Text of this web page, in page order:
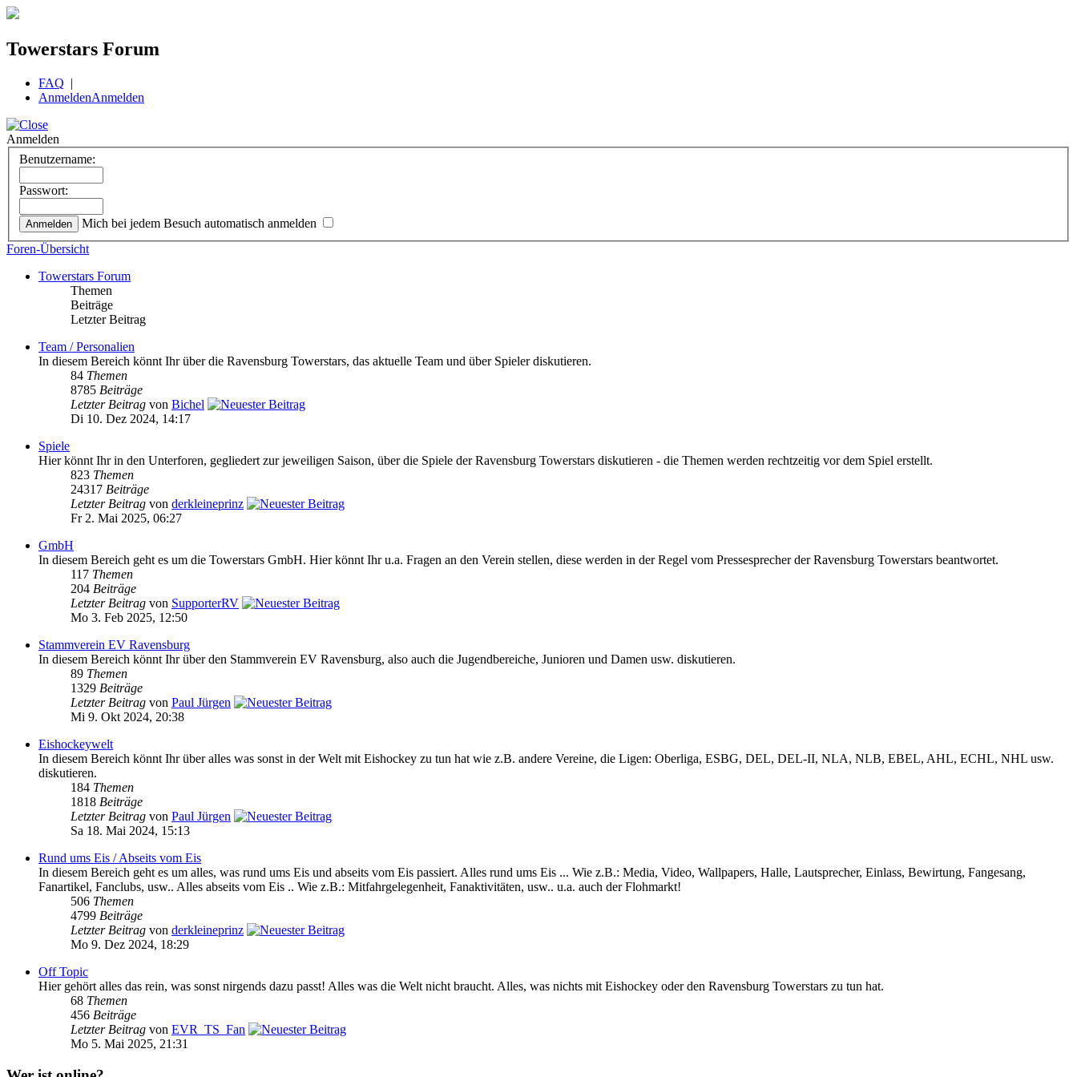
Towerstars Forum
FAQ |
AnmeldenAnmelden
Anmelden
Benutzername:
Passwort:
Mich bei jedem Besuch automatisch anmelden
Foren-Übersicht
Towerstars Forum
Themen
Beiträge
Letzter Beitrag
Team / Personalien
In diesem Bereich könnt Ihr über die Ravensburg Towerstars, das aktuelle Team und über Spieler diskutieren.
84 Themen
8785 Beiträge
Letzter Beitrag von Bichel
Di 10. Dez 2024, 14:17
Spiele
Hier könnt Ihr in den Unterforen, gegliedert zur jeweiligen Saison, über die Spiele der Ravensburg Towerstars diskutieren - die Themen werden rechtzeitig vor dem Spiel erstellt.
823 Themen
24317 Beiträge
Letzter Beitrag von derkleineprinz
Fr 2. Mai 2025, 06:27
GmbH
In diesem Bereich geht es um die Towerstars GmbH. Hier könnt Ihr u.a. Fragen an den Verein stellen, diese werden in der Regel vom Pressesprecher der Ravensburg Towerstars beantwortet.
117 Themen
204 Beiträge
Letzter Beitrag von SupporterRV
Mo 3. Feb 2025, 12:50
Stammverein EV Ravensburg
In diesem Bereich könnt Ihr über den Stammverein EV Ravensburg, also auch die Jugendbereiche, Junioren und Damen usw. diskutieren.
89 Themen
1329 Beiträge
Letzter Beitrag von Paul Jürgen
Mi 9. Okt 2024, 20:38
Eishockeywelt
In diesem Bereich könnt Ihr über alles was sonst in der Welt mit Eishockey zu tun hat wie z.B. andere Vereine, die Ligen: Oberliga, ESBG, DEL, DEL-II, NLA, NLB, EBEL, AHL, ECHL, NHL usw.
diskutieren.
184 Themen
1818 Beiträge
Letzter Beitrag von Paul Jürgen
Sa 18. Mai 2024, 15:13
Rund ums Eis / Abseits vom Eis
In diesem Bereich geht es um alles, was rund ums Eis und abseits vom Eis passiert. Alles rund ums Eis ... Wie z.B.: Media, Video, Wallpapers, Halle, Lautsprecher, Einlass, Bewirtung, Fangesang,
Fanartikel, Fanclubs, usw.. Alles abseits vom Eis .. Wie z.B.: Mitfahrgelegenheit, Fanaktivitäten, usw.. u.a. auch der Flohmarkt!
506 Themen
4799 Beiträge
Letzter Beitrag von derkleineprinz
Mo 9. Dez 2024, 18:29
Off Topic
Hier gehört alles das rein, was sonst nirgends dazu passt! Alles was die Welt nicht braucht. Alles, was nichts mit Eishockey oder den Ravensburg Towerstars zu tun hat.
68 Themen
456 Beiträge
Letzter Beitrag von EVR_TS_Fan
Mo 5. Mai 2025, 21:31